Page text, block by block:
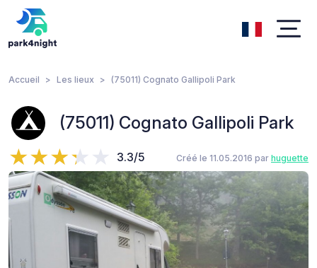
Accueil Les lieux (75011) Cognato Gallipoli Park
(75011) Cognato Gallipoli Park
3.3/5 Créé le 11.05.2016 par huguette